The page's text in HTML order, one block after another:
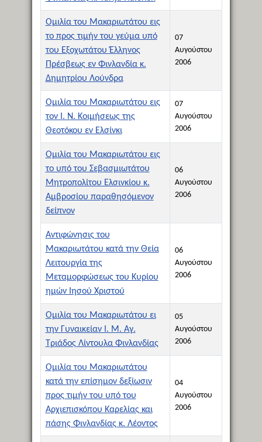
Ομιλία του Μακαριωτάτου εις
το προς τιμήν του γεύμα υπό
του Εξοχωτάτου Έλληνος
Πρέσβεως εν Φινλανδία κ.
Δημητρίου Λούνδρα
07
Αυγούστου
2006
Ομιλία του Μακαριωτάτου εις
τον Ι. Ν. Κοιμήσεως της
Θεοτόκου εν Ελσίνκι
07
Αυγούστου
2006
Ομιλία του Μακαριωτάτου εις
το υπό του Σεβασμιωτάτου
Μητροπολίτου Ελσινκίου κ.
Αμβροσίου παραθησόμενον
δείπνον
06
Αυγούστου
2006
Αντιφώνησις του
Μακαριωτάτου κατά την Θεία
Λειτουργία της
Μεταμορφώσεως του Κυρίου
ημών Ιησού Χριστού
06
Αυγούστου
2006
Ομιλία του Μακαριωτάτου ει
την Γυναικείαν Ι. Μ. Αγ.
Τριάδος Λίντουλα Φινλανδίας
05
Αυγούστου
2006
Ομιλία του Μακαριωτάτου
κατά την επίσημον δεξίωσιν
προς τιμήν του υπό του
Αρχιεπισκόπου Καρελίας και
πάσης Φινλανδίας κ. Λέοντος
04
Αυγούστου
2006